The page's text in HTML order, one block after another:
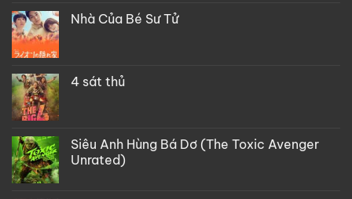
Nhà Của Bé Sư Tử
4 sát thủ
Siêu Anh Hùng Bá Dơ (The Toxic Avenger
Unrated)